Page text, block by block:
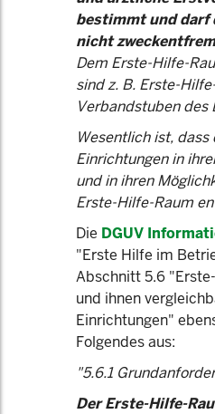
bestimmt und darf
nicht
Dem Erste-Hilfe-
sind z. B. Erste-
Verbandstuben des
Wesentlich ist,
Einrichtungen in
und in ihren
Erste-Hilfe-Raum
Die DGUV
"Erste Hilfe im
Abschnitt 5.6
und ihnen
Einrichtungen"
Folgendes aus:
"5.6.1
Der Erste-Hilfe-